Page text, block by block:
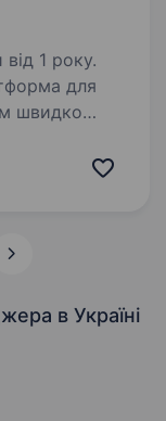
1 року.
для
швидко
Ми —
в Україні